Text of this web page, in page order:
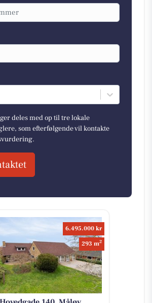
deles med op til tre lokale
som efterfølgende vil kontakte
6.495.000 kr
293 m2